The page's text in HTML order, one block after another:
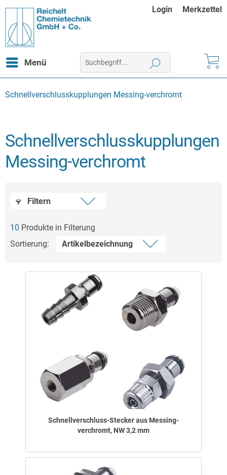
Login Merkzettel
Menü
Schnellverschlusskupplungen Messing-verchromt
Schnellverschlusskupplungen
Messing-verchromt
Filtern
10 Produkte in Filterung
Sortierung:
Schnellverschluss-Stecker aus Messing-
verchromt, NW 3,2 mm